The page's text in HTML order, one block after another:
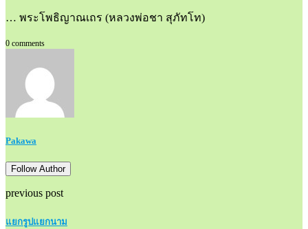
… พระโพธิญาณเถร (หลวงพ่อชา สุภัทโท)
0 comments
Pakawa
Follow Author
previous post
แยกรูปแยกนาม